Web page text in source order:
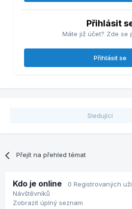
Přihlásit
Máte již účet? Zde se
Přihlásit se
Sledující
Přejít na přehled témat
Kdo je online 0 Registrovaných
Návštěvníků
Zobrazit úplný seznam